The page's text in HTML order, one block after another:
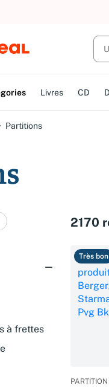
UN
Livres CD
Partitions
à frettes
2170
Très bon
PARTITION